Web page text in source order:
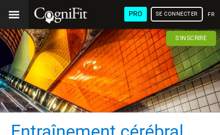
PRO SE CONNECTER
S'INSCRIRE